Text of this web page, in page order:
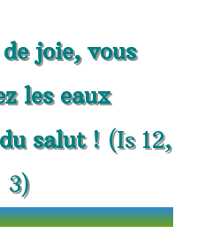
joie, vous
les eaux
salut ! (Is 12,
3)